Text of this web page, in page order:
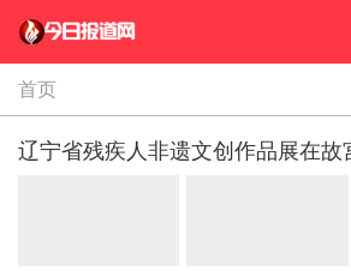
首页
辽宁省残疾人非遗文创作品展在故